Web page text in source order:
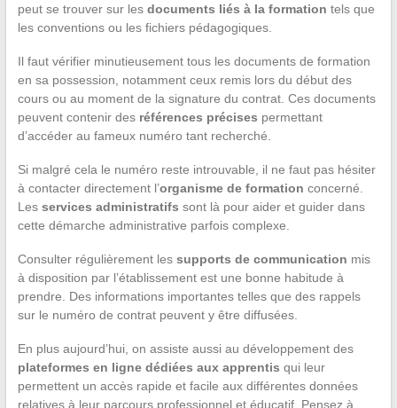
peut se trouver sur les documents liés à la formation tels que
les conventions ou les fichiers pédagogiques.
Il faut vérifier minutieusement tous les documents de formation
en sa possession, notamment ceux remis lors du début des
cours ou au moment de la signature du contrat. Ces documents
peuvent contenir des références précises permettant
d’accéder au fameux numéro tant recherché.
Si malgré cela le numéro reste introuvable, il ne faut pas hésiter
à contacter directement l’organisme de formation concerné.
Les services administratifs sont là pour aider et guider dans
cette démarche administrative parfois complexe.
Consulter régulièrement les supports de communication mis
à disposition par l’établissement est une bonne habitude à
prendre. Des informations importantes telles que des rappels
sur le numéro de contrat peuvent y être diffusées.
En plus aujourd’hui, on assiste aussi au développement des
plateformes en ligne dédiées aux apprentis qui leur
permettent un accès rapide et facile aux différentes données
relatives à leur parcours professionnel et éducatif. Pensez à